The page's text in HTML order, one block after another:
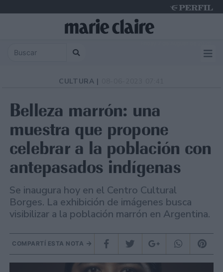
CULTURA |
Belleza marrón: una
muestra que propone
celebrar a la población con
antepasados indígenas
Se inaugura hoy en el Centro Cultural
Borges. La exhibición de imágenes busca
visibilizar a la población marrón en Argentina.
COMPARTÍ ESTA NOTA